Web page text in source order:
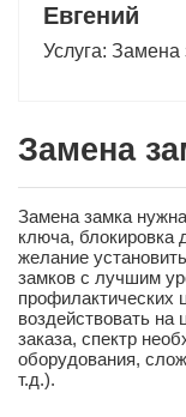
Замена
Замена замка
ключа, блокировка
желание
замков с лучшим
профилактических
воздействовать
заказа, спектр
оборудования,
т.д.).
Евгений
Услуга: Замена